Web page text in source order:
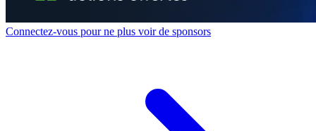
Connectez-vous pour ne plus voir de sponsors